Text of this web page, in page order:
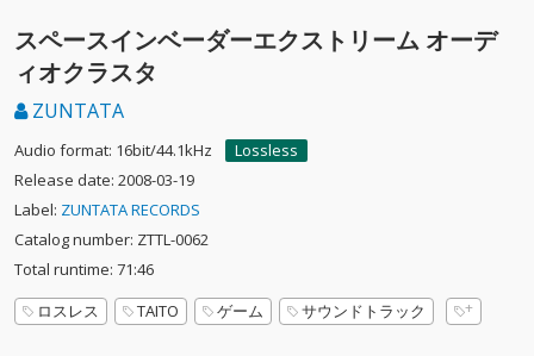
スペースインベーダーエクストリーム オーデ
ィオクラスタ
ZUNTATA
Audio format: 16bit/44.1kHz
Lossless
Release date: 2008-03-19
Label: ZUNTATA RECORDS
Catalog number: ZTTL-0062
Total runtime: 71:46
ロスレス
TAITO ゲーム サウンドトラック